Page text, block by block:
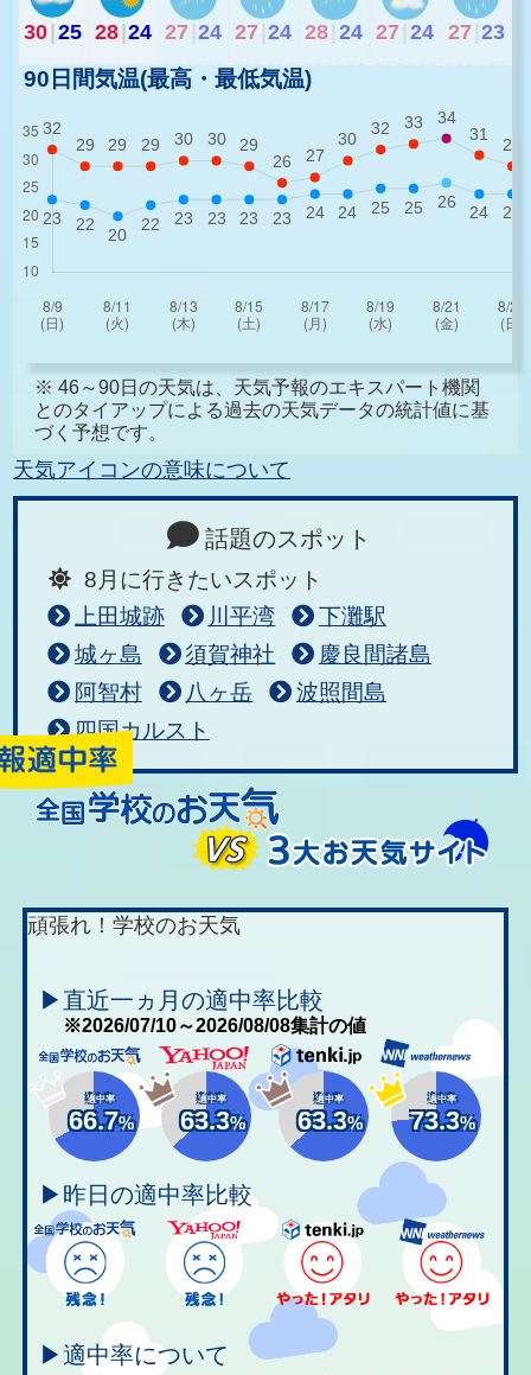
30|25 28|24 27 24 27 24 28 24 27 24 27 23
90日間気温(最高・最低気温)
※ 46～90日の天気は、天気予報のエキスパート機関
とのタイアップによる過去の天気データの統計値に基
づく予想です。
天気アイコンの意味について
話題のスポット
8月に行きたいスポット
上田城跡
川平湾
下灘駅
城ヶ島
須賀神社
慶良間諸島
阿智村
八ヶ岳
波照間島
四国カルスト
頑張れ！学校のお天気
▶直近一ヵ月の適中率比較
※2026/07/10～2026/08/08集計の値
適中率
66.7%
適中率
63.3%
適中率
63.3%
適中率
73.3%
▶昨日の適中率比較
▶適中率について